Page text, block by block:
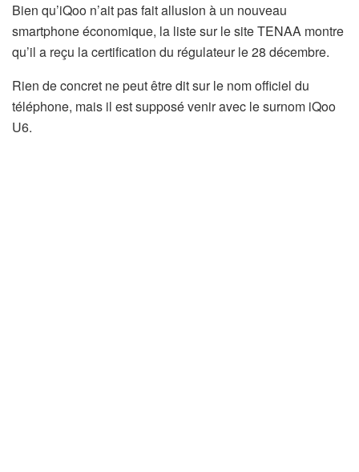
Bien qu’iQoo n’ait pas fait allusion à un nouveau
smartphone économique, la liste sur le site TENAA montre
qu’il a reçu la certification du régulateur le 28 décembre.
Rien de concret ne peut être dit sur le nom officiel du
téléphone, mais il est supposé venir avec le surnom iQoo
U6.